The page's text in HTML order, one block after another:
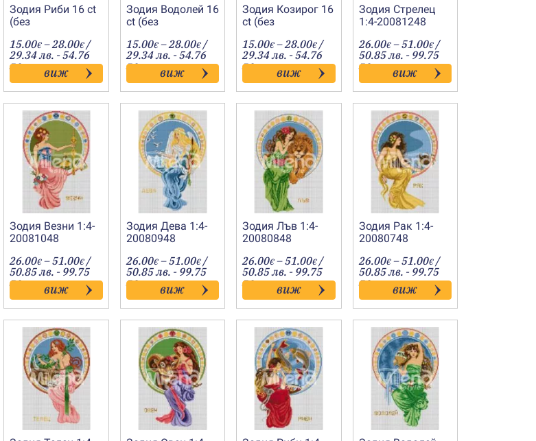
Зодия Риби 16 ct
(без
15.00€ –28.00€Price
range:
15.00€
through
28.00€
/
29.34 лв. - 54.76
лв. виж
Зодия Водолей 16
ct (без
15.00€ –28.00€Price
range:
15.00€
through
28.00€
/
29.34 лв. - 54.76
лв. виж
Зодия Козирог 16
ct (без
15.00€ –28.00€Price
range:
15.00€
through
28.00€
/
29.34 лв. - 54.76
лв. виж
Зодия Стрелец
1:4-20081248
26.00€ –51.00€Price
range:
26.00€
through
51.00€
/
50.85 лв. - 99.75
лв. виж
Зодия Везни 1:4-
20081048
26.00€ –51.00€Price
range:
26.00€
through
51.00€
/
50.85 лв. - 99.75
лв. виж
Зодия Дева 1:4-
20080948
26.00€ –51.00€Price
range:
26.00€
through
51.00€
/
50.85 лв. - 99.75
лв. виж
Зодия Лъв 1:4-
20080848
26.00€ –51.00€Price
range:
26.00€
through
51.00€
/
50.85 лв. - 99.75
лв. виж
Зодия Рак 1:4-
20080748
26.00€ –51.00€Price
range:
26.00€
through
51.00€
/
50.85 лв. - 99.75
лв. виж